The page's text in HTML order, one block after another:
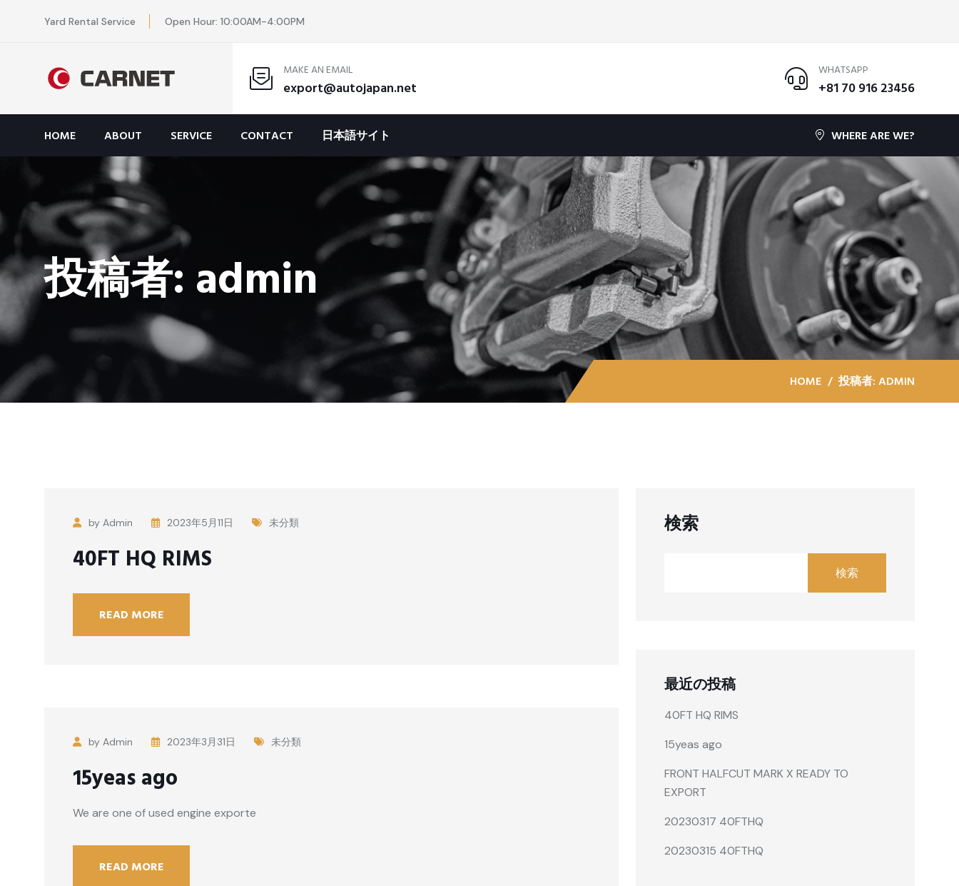
Yard Rental Service Open Hour: 10:00AM-4:00PM
MAKE AN EMAIL
export@autojapan.net
WHATSAPP
+81 70 916 23456
HOME ABOUT SERVICE CONTACT 日本語サイト WHERE ARE WE?
投稿者: admin
HOME 投稿者: ADMIN
by Admin 2023年5月11日 未分類
40FT HQ RIMS
READ MORE
by Admin 2023年3月31日 未分類
15yeas ago
We are one of used engine exporte
READ MORE
検索
検索
最近の投稿
40FT HQ RIMS
15yeas ago
FRONT HALFCUT MARK X READY TO
EXPORT
20230317 40FTHQ
20230315 40FTHQ